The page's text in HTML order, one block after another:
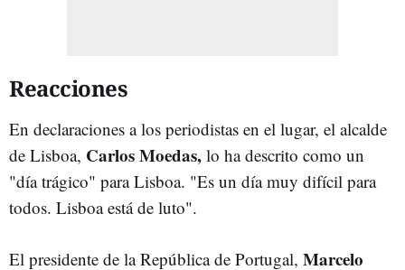
Reacciones
En declaraciones a los periodistas en el lugar, el alcalde
de Lisboa, Carlos Moedas, lo ha descrito como un
"día trágico" para Lisboa. "Es un día muy difícil para
todos. Lisboa está de luto".
El presidente de la República de Portugal, Marcelo